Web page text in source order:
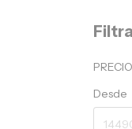
PRECIO
Desde